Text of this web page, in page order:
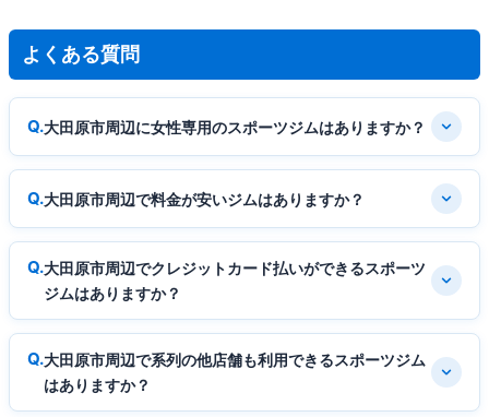
よくある質問
大田原市周辺に女性専用のスポーツジムはありますか？
大田原市周辺で料金が安いジムはありますか？
大田原市周辺でクレジットカード払いができるスポーツ
ジムはありますか？
大田原市周辺で系列の他店舗も利用できるスポーツジム
はありますか？